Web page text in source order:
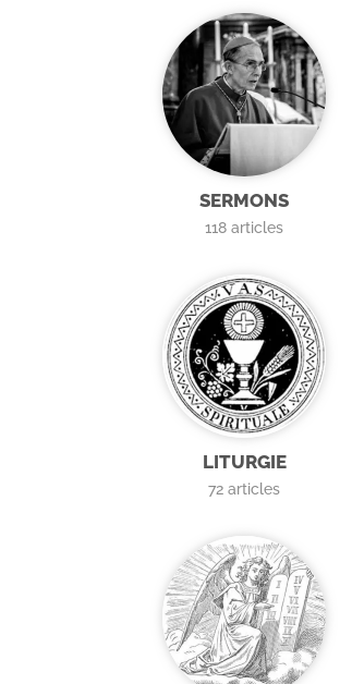
SERMONS
118 articles
LITURGIE
72 articles